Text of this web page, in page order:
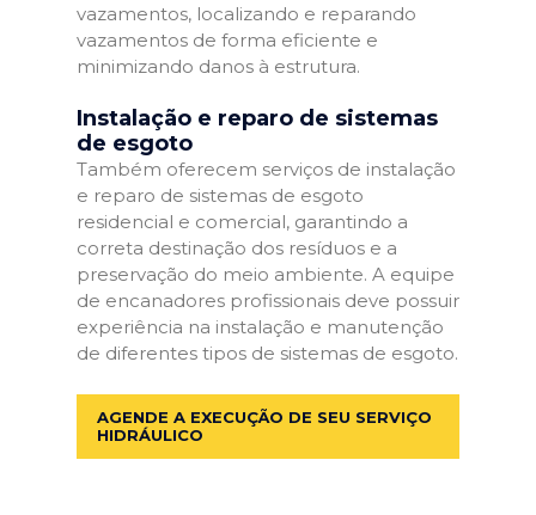
vazamentos, localizando e reparando
vazamentos de forma eficiente e
minimizando danos à estrutura.
Instalação e reparo de sistemas
de esgoto
Também oferecem serviços de instalação
e reparo de sistemas de esgoto
residencial e comercial, garantindo a
correta destinação dos resíduos e a
preservação do meio ambiente. A equipe
de encanadores profissionais deve possuir
experiência na instalação e manutenção
de diferentes tipos de sistemas de esgoto.
AGENDE A EXECUÇÃO DE SEU SERVIÇO
HIDRÁULICO